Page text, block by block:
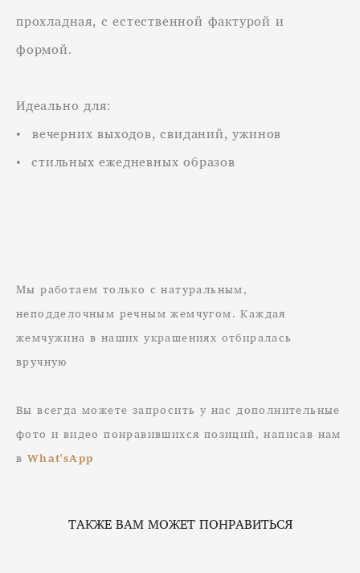
прохладная, с естественной фактурой и
формой.
Идеально для:
•⁠ ⁠вечерних выходов, свиданий, ужинов
•⁠ стильных ежедневных образов
Мы работаем только с натуральным,
неподделочным речным жемчугом. Каждая
жемчужина в наших украшениях отбиралась
вручную
Вы всегда можете запросить у нас дополнительные
фото и видео понравившихся позиций, написав нам
в What'sApp
ТАКЖЕ ВАМ МОЖЕТ ПОНРАВИТЬСЯ